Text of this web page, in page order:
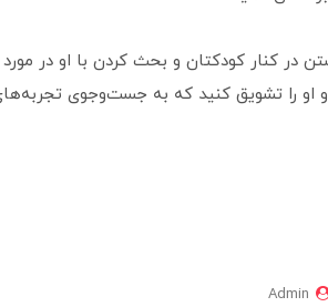
در کنار کودکتان و بحث کردن با او در
را تشویق کنید که به جست‌وجوی تجربه‌های
Admin